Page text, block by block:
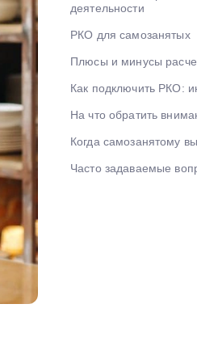
деятельности
РКО для самозанятых
Плюсы и минусы
Как подключить РКО:
На что обратить
Когда самозанятому
Часто задаваемые